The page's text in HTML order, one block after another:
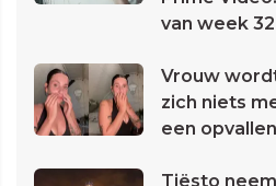
van week
Vrouw
zich niets
een
Tiësto